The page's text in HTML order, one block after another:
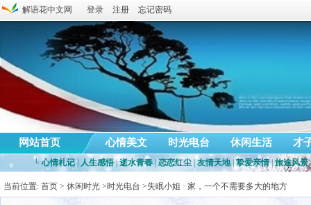
登录 注册 忘记密码
解语花中文网
心情美文 时光电台 休闲生活 才
网站首页
└心情札记 人生感悟 |逝水青春 恋恋红尘 友情天地 挚爱亲情 |旅途风景
当前位置: 首页 > 休闲时光 >时光电台 >失眠小姐 · 家，一个不需要多大的地方